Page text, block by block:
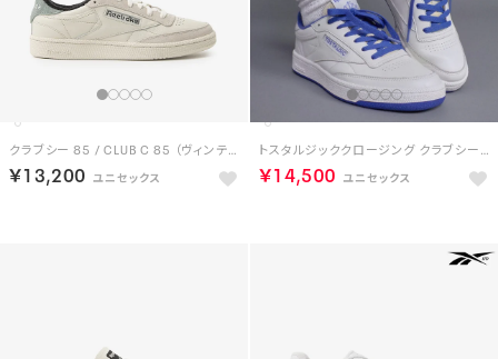
クラブシー 85 / CLUB C 85 （ヴィンテージチョーク）
￥13,200
トスタルジッククロージング クラブシー 85 ヴィンテージ / Tostalgic Clothing CLUB C 85 VINTAGE （ホワイト/パープル）
￥14,500